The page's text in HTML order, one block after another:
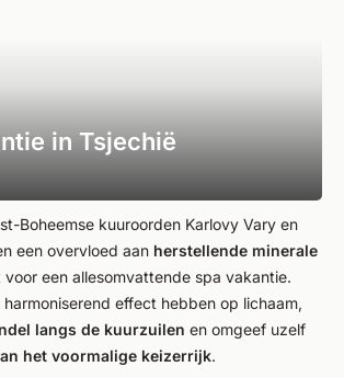
in Tsjechië
Boheemse kuuroorden Karlovy Vary en
een overvloed aan herstellende minerale
een allesomvattende spa vakantie.
harmoniserend effect hebben op lichaam,
langs de kuurzuilen en omgeef uzelf
het voormalige keizerrijk.